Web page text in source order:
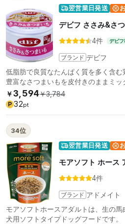
翌営業日発送
デビフ ささみ&さ
4件 デビ
ブランド デビフ
低脂肪で良質なたんぱく質を多く含
豊富なさつまいもを皮付きのままミッ
￥3,594￥3,784
P 32pt
34位
翌営業日発送
モアソフト ホース
4件
ブランド アドメイト
モアソフトホースアダルトは、生の
犬用ソフトタイプドッグフードです。